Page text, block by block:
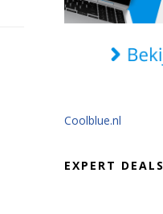
Coolblue.nl
EXPERT DEALS